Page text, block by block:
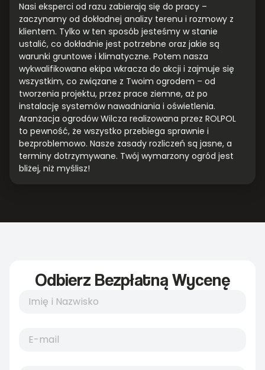
Nasi eksperci od razu zabierają się do pracy –
zaczynamy od dokładnej analizy terenu i rozmowy z
klientem. Tylko w ten sposób jesteśmy w stanie
ustalić, co dokładnie jest potrzebne oraz jakie są
warunki gruntowe i klimatyczne. Potem nasza
wykwalifikowana ekipa wkracza do akcji i zajmuje się
wszystkim, co związane z Twoim ogrodem – od
tworzenia projektu, przez prace ziemne, aż po
instalację systemów nawadniania i oświetlenia.
Aranżacja ogrodów Wilcza realizowana przez ROLPOL
to pewność, że wszystko przebiega sprawnie i
bezproblemowo. Nasze zasady rozliczeń są jasne, a
terminy dotrzymywane. Twój wymarzony ogród jest
bliżej, niż myślisz!
Odbierz Bezpłatną Wycenę